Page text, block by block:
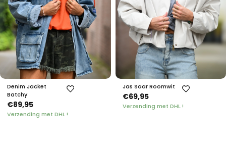
Denim Jacket
Batchy
€89,95
Verzending met DHL !
Jas Saar Roomwit
€69,95
Verzending met DHL !